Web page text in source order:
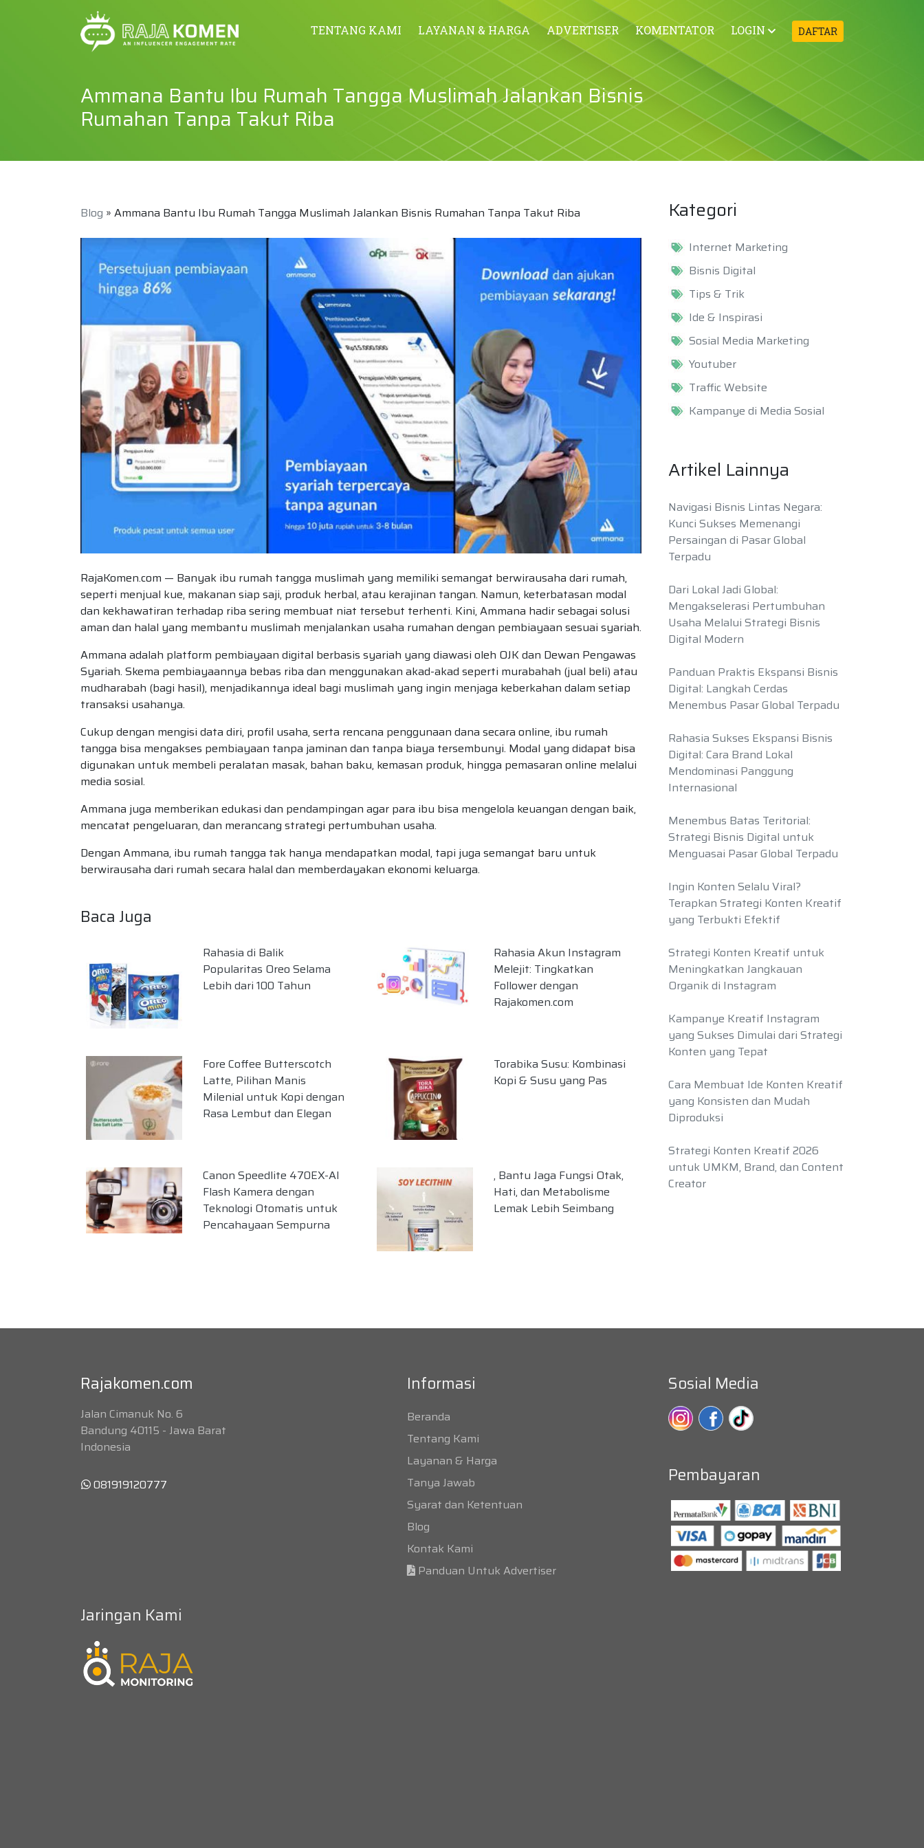
TENTANG KAMI LAYANAN & HARGA ADVERTISER KOMENTATOR LOGIN DAFTAR
Ammana Bantu Ibu Rumah Tangga Muslimah Jalankan Bisnis
Rumahan Tanpa Takut Riba
Blog » Ammana Bantu Ibu Rumah Tangga Muslimah Jalankan Bisnis Rumahan Tanpa Takut Riba
RajaKomen.com — Banyak ibu rumah tangga muslimah yang memiliki semangat berwirausaha dari rumah,
seperti menjual kue, makanan siap saji, produk herbal, atau kerajinan tangan. Namun, keterbatasan modal
dan kekhawatiran terhadap riba sering membuat niat tersebut terhenti. Kini, Ammana hadir sebagai solusi
aman dan halal yang membantu muslimah menjalankan usaha rumahan dengan pembiayaan sesuai syariah.
Ammana adalah platform pembiayaan digital berbasis syariah yang diawasi oleh OJK dan Dewan Pengawas
Syariah. Skema pembiayaannya bebas riba dan menggunakan akad-akad seperti murabahah (jual beli) atau
mudharabah (bagi hasil), menjadikannya ideal bagi muslimah yang ingin menjaga keberkahan dalam setiap
transaksi usahanya.
Cukup dengan mengisi data diri, profil usaha, serta rencana penggunaan dana secara online, ibu rumah
tangga bisa mengakses pembiayaan tanpa jaminan dan tanpa biaya tersembunyi. Modal yang didapat bisa
digunakan untuk membeli peralatan masak, bahan baku, kemasan produk, hingga pemasaran online melalui
media sosial.
Ammana juga memberikan edukasi dan pendampingan agar para ibu bisa mengelola keuangan dengan baik,
mencatat pengeluaran, dan merancang strategi pertumbuhan usaha.
Dengan Ammana, ibu rumah tangga tak hanya mendapatkan modal, tapi juga semangat baru untuk
berwirausaha dari rumah secara halal dan memberdayakan ekonomi keluarga.
Baca Juga
Rahasia di Balik
Popularitas Oreo Selama
Lebih dari 100 Tahun
Rahasia Akun Instagram
Melejit: Tingkatkan
Follower dengan
Rajakomen.com
Fore Coffee Butterscotch
Latte, Pilihan Manis
Milenial untuk Kopi dengan
Rasa Lembut dan Elegan
Torabika Susu: Kombinasi
Kopi & Susu yang Pas
Canon Speedlite 470EX-AI
Flash Kamera dengan
Teknologi Otomatis untuk
Pencahayaan Sempurna
, Bantu Jaga Fungsi Otak,
Hati, dan Metabolisme
Lemak Lebih Seimbang
Kategori
Internet Marketing
Bisnis Digital
Tips & Trik
Ide & Inspirasi
Sosial Media Marketing
Youtuber
Traffic Website
Kampanye di Media Sosial
Artikel Lainnya
Navigasi Bisnis Lintas Negara:
Kunci Sukses Memenangi
Persaingan di Pasar Global
Terpadu
Dari Lokal Jadi Global:
Mengakselerasi Pertumbuhan
Usaha Melalui Strategi Bisnis
Digital Modern
Panduan Praktis Ekspansi Bisnis
Digital: Langkah Cerdas
Menembus Pasar Global Terpadu
Rahasia Sukses Ekspansi Bisnis
Digital: Cara Brand Lokal
Mendominasi Panggung
Internasional
Menembus Batas Teritorial:
Strategi Bisnis Digital untuk
Menguasai Pasar Global Terpadu
Ingin Konten Selalu Viral?
Terapkan Strategi Konten Kreatif
yang Terbukti Efektif
Strategi Konten Kreatif untuk
Meningkatkan Jangkauan
Organik di Instagram
Kampanye Kreatif Instagram
yang Sukses Dimulai dari Strategi
Konten yang Tepat
Cara Membuat Ide Konten Kreatif
yang Konsisten dan Mudah
Diproduksi
Strategi Konten Kreatif 2026
untuk UMKM, Brand, dan Content
Creator
Rajakomen.com
Jalan Cimanuk No. 6
Bandung 40115 - Jawa Barat
Indonesia
081919120777
Informasi
Beranda
Tentang Kami
Layanan & Harga
Tanya Jawab
Syarat dan Ketentuan
Blog
Kontak Kami
Panduan Untuk Advertiser
Sosial Media
Pembayaran
Jaringan Kami